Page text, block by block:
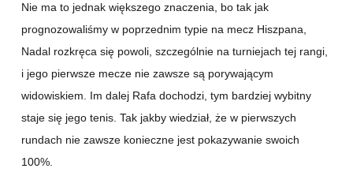
Nie ma to jednak większego znaczenia, bo tak jak
prognozowaliśmy w poprzednim typie na mecz Hiszpana,
Nadal rozkręca się powoli, szczególnie na turniejach tej rangi,
i jego pierwsze mecze nie zawsze są porywającym
widowiskiem. Im dalej Rafa dochodzi, tym bardziej wybitny
staje się jego tenis. Tak jakby wiedział, że w pierwszych
rundach nie zawsze konieczne jest pokazywanie swoich
100%.